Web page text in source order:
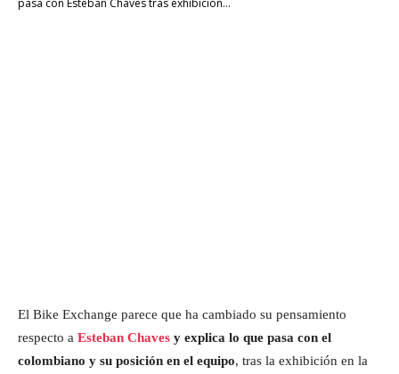
El Bike Exchange parece que ha cambiado su pensamiento
respecto a Esteban Chaves y explica lo que pasa con el
colombiano y su posición en el equipo, tras la exhibición en la